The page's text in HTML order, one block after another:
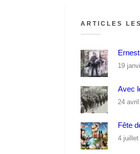
ARTICLES
19
Avec
24
Fête
4 juillet